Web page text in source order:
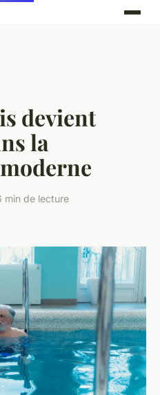
devient
la
de lecture